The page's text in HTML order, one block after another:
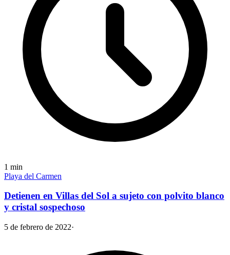
1 min
Playa del Carmen
Detienen en Villas del Sol a sujeto con polvito blanco
y cristal sospechoso
5 de febrero de 2022·